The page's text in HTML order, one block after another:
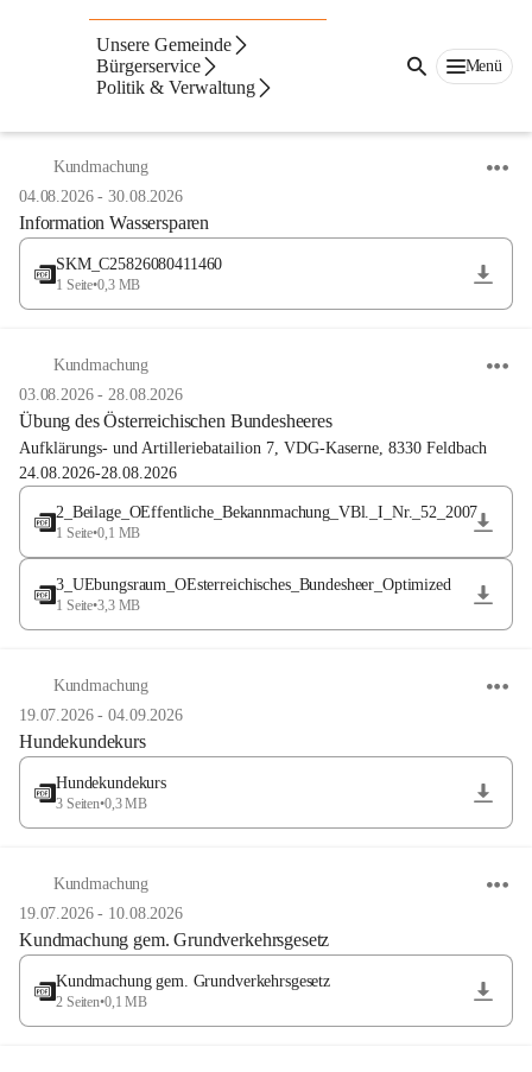
Unsere Gemeinde
Bürgerservice
Politik & Verwaltung
Menü
Kundmachung
04.08.2026-30.08.2026
Information Wassersparen
SKM_C25826080411460
1 Seite•0,3 MB
Kundmachung
03.08.2026-28.08.2026
Übung des Österreichischen Bundesheeres
Aufklärungs- und Artilleriebatailion 7, VDG-Kaserne, 8330 Feldbach
24.08.2026-28.08.2026
2_Beilage_OEffentliche_Bekannmachung_VBl._I_Nr._52_2007
1 Seite•0,1 MB
3_UEbungsraum_OEsterreichisches_Bundesheer_Optimized
1 Seite•3,3 MB
Kundmachung
19.07.2026-04.09.2026
Hundekundekurs
Hundekundekurs
3 Seiten•0,3 MB
Kundmachung
19.07.2026- 10.08.2026
Kundmachung gem. Grundverkehrsgesetz
Kundmachung gem. Grundverkehrsgesetz
2 Seiten•0,1 MB